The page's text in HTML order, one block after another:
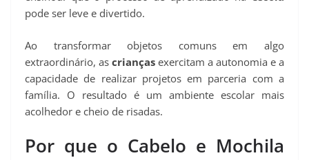
pode ser leve e divertido.
Ao transformar objetos comuns em algo
extraordinário, as crianças exercitam a autonomia e a
capacidade de realizar projetos em parceria com a
família. O resultado é um ambiente escolar mais
acolhedor e cheio de risadas.
Por que o Cabelo e Mochila